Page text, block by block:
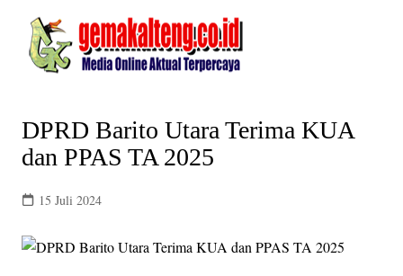
content
DPRD Barito Utara Terima KUA
dan PPAS TA 2025
15 Juli 2024